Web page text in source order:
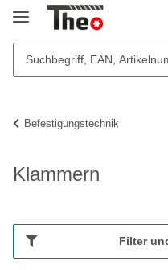
Befestigungstechnik
Klammern
Filter